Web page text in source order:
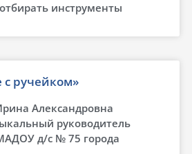
инструменты
с ручейком»
Александровна
руководитель
д/с № 75 города